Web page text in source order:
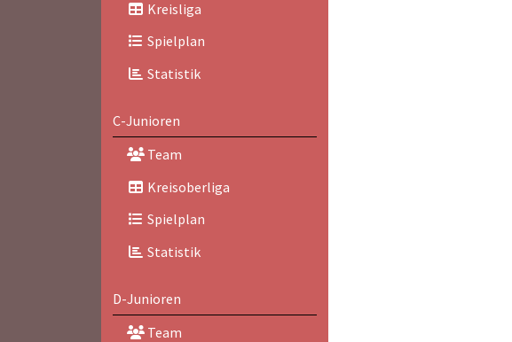
Kreisliga
Spielplan
Statistik
C-Junioren
Team
Kreisoberliga
Spielplan
Statistik
D-Junioren
Team